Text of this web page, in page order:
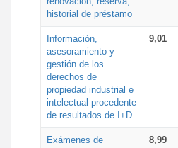
historial de préstamo
Información,
asesoramiento y
gestión de los
derechos de
propiedad industrial e
intelectual procedente
de resultados de I+D
9,01
Exámenes de
8,99